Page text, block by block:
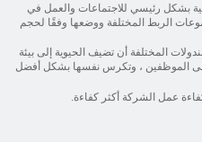
بشكل رئيسي للاجتماعات والعمل في
الربط المختلفة ووضعها وفقًا لحجم
المختلفة أن تضيف الحيوية إلى بيئة
الموظفين ، وتكرس نفسها بشكل أفضل